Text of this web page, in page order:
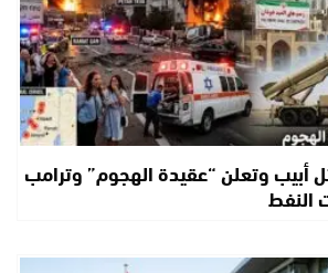
أبيب وتعلن “عقيدة الهجوم” وترامب
النفط